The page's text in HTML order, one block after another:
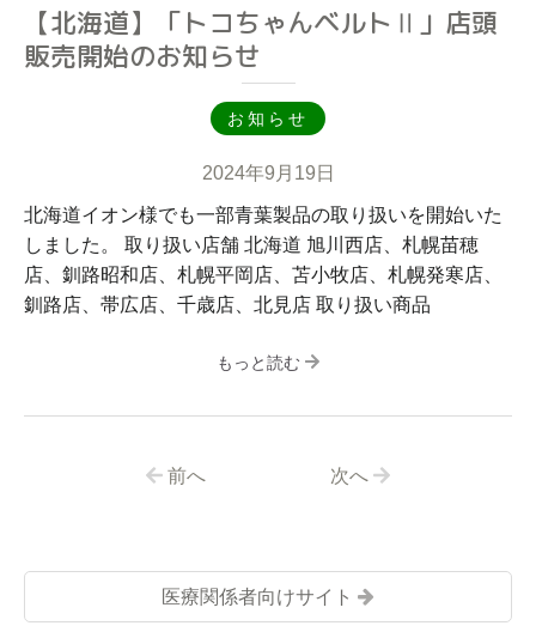
【北海道】「トコちゃんベルトⅡ」店頭
販売開始のお知らせ
お知らせ
2024年9月19日
北海道イオン様でも一部青葉製品の取り扱いを開始いた
しました。 取り扱い店舗 北海道 旭川西店、札幌苗穂
店、釧路昭和店、札幌平岡店、苫小牧店、札幌発寒店、
釧路店、帯広店、千歳店、北見店 取り扱い商品
もっと読む
前へ 次へ
医療関係者向けサイト